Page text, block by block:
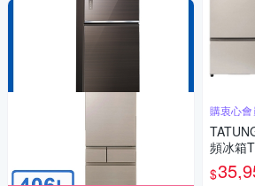
購衷心
頻冰箱
$